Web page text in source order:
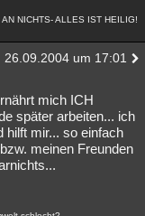
NICHTS- ALLES IST HEILIG!
26.09.2004 um 17:01
mich ICH
später arbeiten... ich
hilft mir... so einfach
meinen Freunden